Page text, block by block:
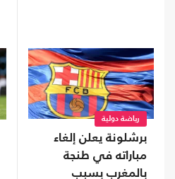
رياضة دولية
برشلونة يعلن إلغاء
مباراته في طنجة
بالمغرب بسبب